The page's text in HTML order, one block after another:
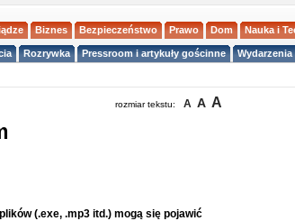
Biznes Bezpieczeństwo Prawo Dom Nauka i
Rozrywka Pressroom i artykuły gościnne
rozmiar tekstu: A A A
(.exe, .mp3 itd.) mogą się pojawić